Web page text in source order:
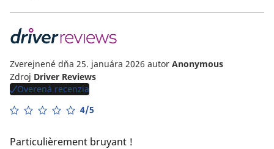
Zverejnené dňa 25. januára 2026 autor Anonymous
Zdroj Driver Reviews
Overená recenzia
4/5
Particulièrement bruyant !